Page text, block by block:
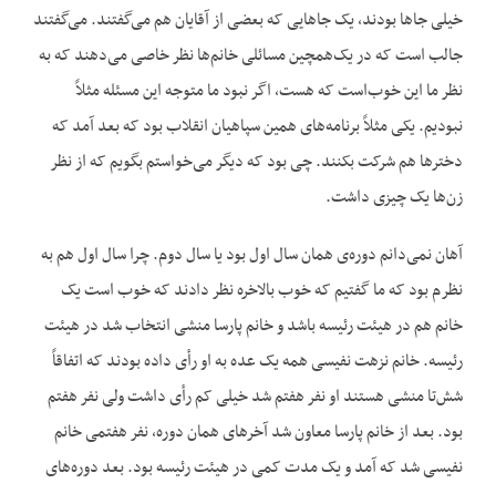
خیلی جاها بودند، یک جاهایی که بعضی از آقایان هم می‌گفتند. می‌گفتند
جالب است که در یک‌همچین مسائلی خانم‌ها نظر خاصی می‌دهند که به
نظر ما این خوب‌است که هست، اگر نبود ما متوجه این مسئله مثلاً
نبودیم. یکی مثلاً برنامه‌های همین سپاهیان انقلاب بود که بعد آمد که
دخترها هم شرکت بکنند. چی بود که دیگر می‌خواستم بگویم که از نظر
زن‌ها یک چیزی داشت.
آهان نمی‌دانم دوره‌ی همان سال اول بود یا سال دوم. چرا سال اول هم به
نظرم بود که ما گفتیم که خوب بالاخره نظر دادند که خوب است یک
خانم هم در هیئت رئیسه باشد و خانم پارسا منشی انتخاب شد در هیئت
رئیسه. خانم نزهت نفیسی همه یک عده به او رأی داده بودند که اتفاقاً
شش‌تا منشی هستند او نفر هفتم شد خیلی کم رأی داشت ولی نفر هفتم
بود. بعد از خانم پارسا معاون شد آخرهای همان دوره، نفر هفتمی خانم
نفیسی شد که آمد و یک مدت کمی در هیئت رئیسه بود. بعد دوره‌های